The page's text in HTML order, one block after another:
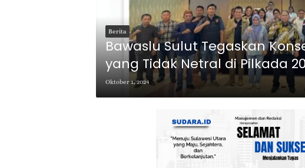
Berita
Bawaslu Sulut Tegaskan
yang Tidak Netral di Pilkada
Oktober 1, 2024